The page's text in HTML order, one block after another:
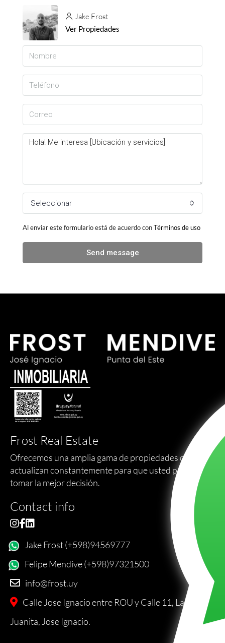
Jake Frost
Ver Propiedades
Seleccionar
Al enviar este formulario está de acuerdo conTérminos de uso
Send message
Frost Real Estate
Ofrecemos una amplia gama de propiedades que se
actualizan constantemente para que usted pueda
tomar la mejor decisión.
Contact info
Jake Frost (+598)94569777
Felipe Mendive (+598)97321500
info@frost.uy
Calle Jose Ignacio entre ROU y Calle 11, La
Juanita, Jose Ignacio.